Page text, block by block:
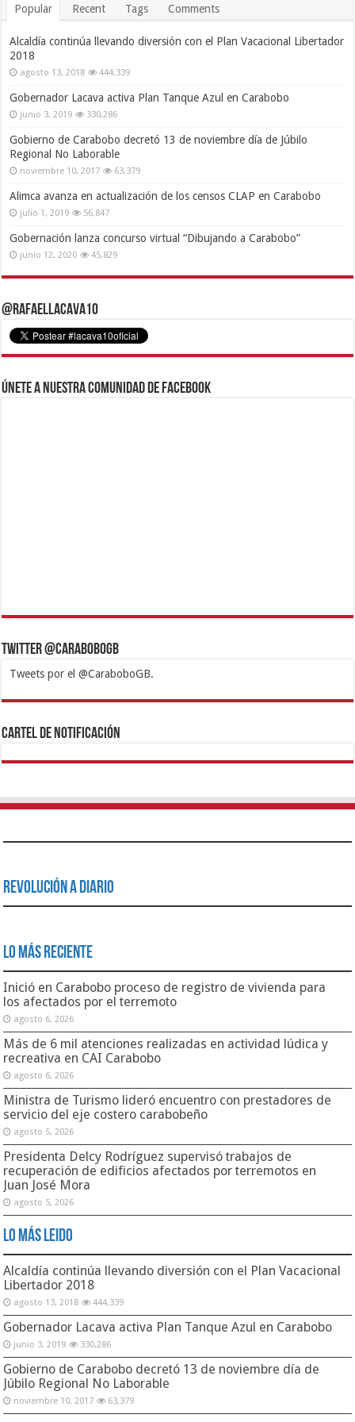
Popular Recent Tags Comments
Alcaldía continúa llevando diversión con el Plan Vacacional Libertador
2018
agosto 13, 2018 444,339
Gobernador Lacava activa Plan Tanque Azul en Carabobo
junio 3, 2019 330,286
Gobierno de Carabobo decretó 13 de noviembre día de Júbilo
Regional No Laborable
noviembre 10, 2017 63,379
Alimca avanza en actualización de los censos CLAP en Carabobo
julio 1, 2019 56,847
Gobernación lanza concurso virtual “Dibujando a Carabobo”
junio 12, 2020 45,829
@RafaelLacava10
Únete a nuestra comunidad de Facebook
Twitter @CaraboboGB
Tweets por el @CaraboboGB.
1xbetBetturkeyBetistKralbetSupertotobetTipobetMatadorbetMariobet
https://mvbcasino.com/
Cartel de Notificación
Revolución a Diario
Lo Más Reciente
Inició en Carabobo proceso de registro de vivienda para
los afectados por el terremoto
agosto 6, 2026
Más de 6 mil atenciones realizadas en actividad lúdica y
recreativa en CAI Carabobo
agosto 6, 2026
Ministra de Turismo lideró encuentro con prestadores de
servicio del eje costero carabobeño
agosto 5, 2026
Presidenta Delcy Rodríguez supervisó trabajos de
recuperación de edificios afectados por terremotos en
Juan José Mora
agosto 5, 2026
Lo Más Leido
Alcaldía continúa llevando diversión con el Plan Vacacional
Libertador 2018
agosto 13, 2018 444,339
Gobernador Lacava activa Plan Tanque Azul en Carabobo
junio 3, 2019 330,286
Gobierno de Carabobo decretó 13 de noviembre día de
Júbilo Regional No Laborable
noviembre 10, 2017 63,379